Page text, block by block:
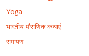
Yoga
भारतीय पौराणिक कथाएं
रामायण